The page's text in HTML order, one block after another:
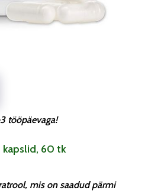
tööpäevaga!
60 tk
mis on saadud pärmi